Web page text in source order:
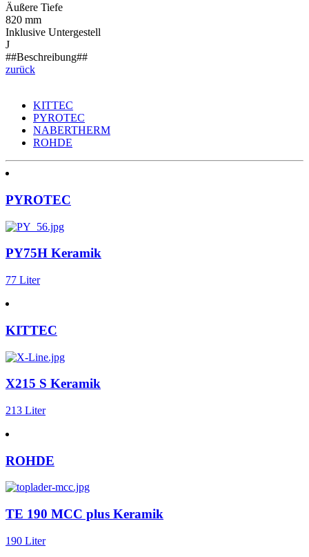
Äußere Tiefe
820 mm
Inklusive Untergestell
J
##Beschreibung##
zurück
KITTEC
PYROTEC
NABERTHERM
ROHDE
PYROTEC
PY75H Keramik
77 Liter
KITTEC
X215 S Keramik
213 Liter
ROHDE
TE 190 MCC plus Keramik
190 Liter